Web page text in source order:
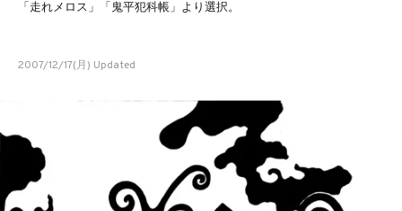
「走れメロス」「鬼平犯科帳」より選択。
2007/12/17(月) Updated